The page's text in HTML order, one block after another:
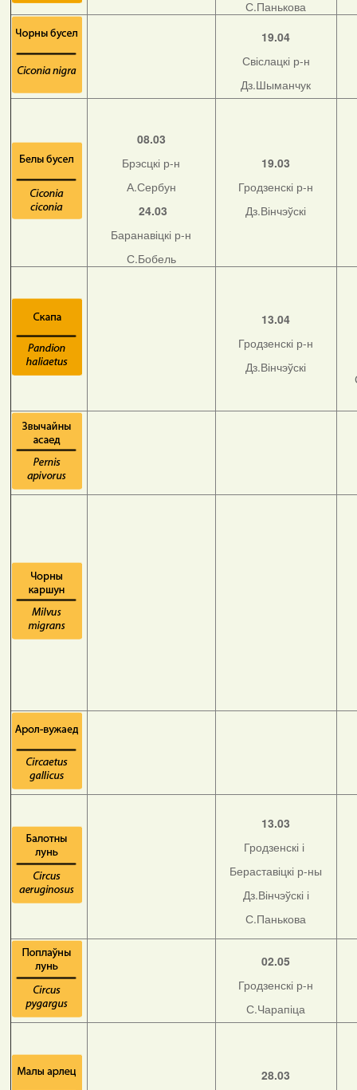
С.Панькова
19.04
Свіслацкі р-н
Дз.Шыманчук
08.03
Брэсцкі р-н
А.Сербун
24.03
Баранавіцкі р-н
С.Бобель
19.03
Гродзенскі р-н
Дз.Вінчэўскі
13.04
Гродзенскі р-н
Дз.Вінчэўскі
13.03
Гродзенскі і
Бераставіцкі р-ны
Дз.Вінчэўскі і
С.Панькова
02.05
Гродзенскі р-н
С.Чарапіца
28.03